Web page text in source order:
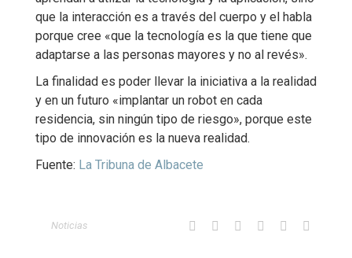
que la interacción es a través del cuerpo y el habla
porque cree «que la tecnología es la que tiene que
adaptarse a las personas mayores y no al revés».
La finalidad es poder llevar la iniciativa a la realidad
y en un futuro «implantar un robot en cada
residencia, sin ningún tipo de riesgo», porque este
tipo de innovación es la nueva realidad.
Fuente: La Tribuna de Albacete
Noticias